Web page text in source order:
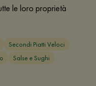
le loro proprietà
Secondi Piatti Veloci
Salse e Sughi